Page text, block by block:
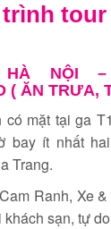
tour
NỘI –
( ĂN TRƯA,
có mặt tại ga
bay ít nhất
Trang.
Ranh, Xe &
sạn, tự